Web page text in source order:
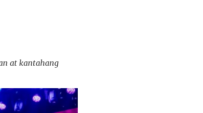
at kantahang